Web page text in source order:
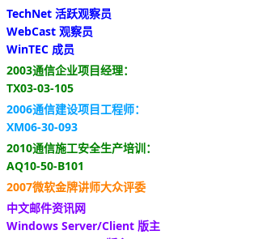
TechNet 活跃观察员
WebCast 观察员
WinTEC 成员
2003通信企业项目经理：
TX03-03-105
2006通信建设项目工程师：
XM06-30-093
2010通信施工安全生产培训：
AQ10-50-B101
2007微软金牌讲师大众评委
中文邮件资讯网
Windows Server/Client 版主